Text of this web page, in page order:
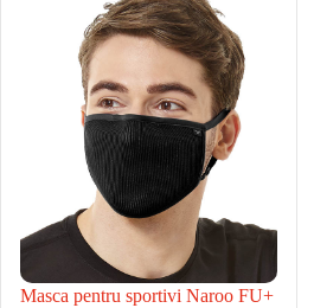
Masca pentru sportivi Naroo FU+